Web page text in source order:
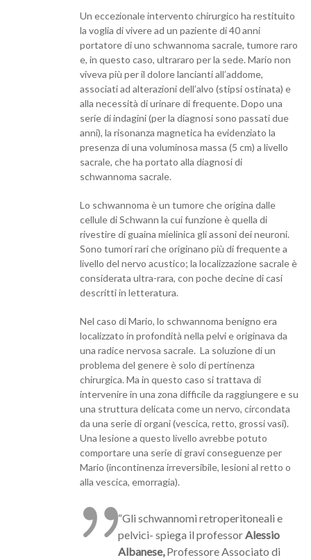
Un eccezionale intervento chirurgico ha restituito
la voglia di vivere ad un paziente di 40 anni
portatore di uno schwannoma sacrale, tumore raro
e, in questo caso, ultrararo per la sede. Mario non
viveva più per il dolore lancianti all’addome,
associati ad alterazioni dell’alvo (stipsi ostinata) e
alla necessità di urinare di frequente. Dopo una
serie di indagini (per la diagnosi sono passati due
anni), la risonanza magnetica ha evidenziato la
presenza di una voluminosa massa (5 cm) a livello
sacrale, che ha portato alla diagnosi di
schwannoma sacrale.
Lo schwannoma è un tumore che origina dalle
cellule di Schwann la cui funzione è quella di
rivestire di guaina mielinica gli assoni dei neuroni.
Sono tumori rari che originano più di frequente a
livello del nervo acustico; la localizzazione sacrale è
considerata ultra-rara, con poche decine di casi
descritti in letteratura.
Nel caso di Mario, lo schwannoma benigno era
localizzato in profondità nella pelvi e originava da
una radice nervosa sacrale. La soluzione di un
problema del genere è solo di pertinenza
chirurgica. Ma in questo caso si trattava di
intervenire in una zona difficile da raggiungere e su
una struttura delicata come un nervo, circondata
da una serie di organi (vescica, retto, grossi vasi).
Una lesione a questo livello avrebbe potuto
comportare una serie di gravi conseguenze per
Mario (incontinenza irreversibile, lesioni al retto o
alla vescica, emorragia).
“Gli schwannomi retroperitoneali e
pelvici- spiega il professor Alessio
Albanese, Professore Associato di